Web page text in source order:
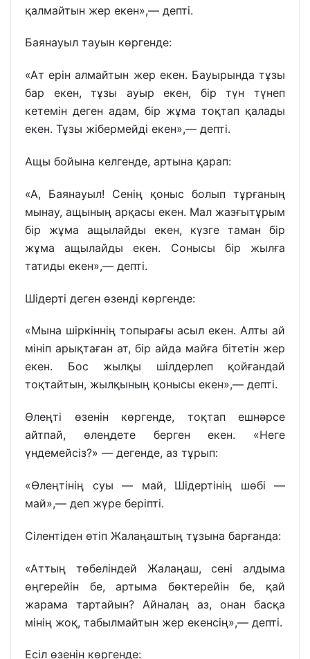
қалмайтын жер екен»,— депті.
Баянауыл тауын көргенде:
«Ат ерін алмайтын жер екен. Бауырында тұзы
бар екен, тұзы ауыр екен, бір түн түнеп
кетемін деген адам, бір жұма тоқтап қалады
екен. Тұзы жібермейді екен»,— депті.
Ащы бойына келгенде, артына қарап:
«А, Баянауыл! Сенің қоныс болып тұрғаның
мынау, ащының арқасы екен. Мал жазғытұрым
бір жұма ащылайды екен, күзге таман бір
жұма ащылайды екен. Сонысы бір жылға
татиды екен»,— депті.
Шідерті деген өзенді көргенде:
«Мына шіркіннің топырағы асыл екен. Алты ай
мініп арықтаған ат, бір айда майға бітетін жер
екен. Бос жылқы шілдерлеп қойғандай
тоқтайтын, жылқының қонысы екен»,— депті.
Өлеңті өзенін көргенде, тоқтап ешнәрсе
айтпай, өлеңдете берген екен. «Неге
үндемейсіз?» — дегенде, аз тұрып:
«Өлеңтінің суы — май, Шідертінің шөбі —
май»,— деп жүре беріпті.
Сілентіден өтіп Жалаңаштың тұзына барғанда:
«Аттың төбеліндей Жалаңаш, сені алдыма
өңгерейін бе, артыма бөктерейін бе, қай
жарама тартайын? Айналаң аз, онан басқа
мінің жоқ, табылмайтын жер екенсің»,— депті.
Есіл өзенін көргенде: